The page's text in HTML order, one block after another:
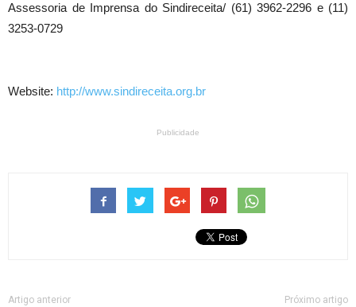
Assessoria de Imprensa do Sindireceita/ (61) 3962-2296 e (11)
3253-0729
Website: http://www.sindireceita.org.br
Publicidade
Artigo anterior Próximo artigo